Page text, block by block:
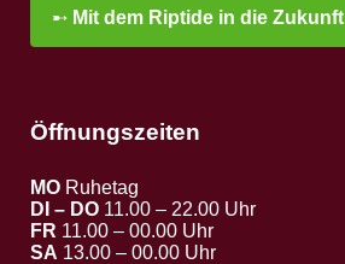
➸ Mit dem Riptide in die Zukunft
Öffnungszeiten
MO Ruhetag
DI – DO 11.00 – 22.00 Uhr
FR 11.00 – 00.00 Uhr
SA 13.00 – 00.00 Uhr